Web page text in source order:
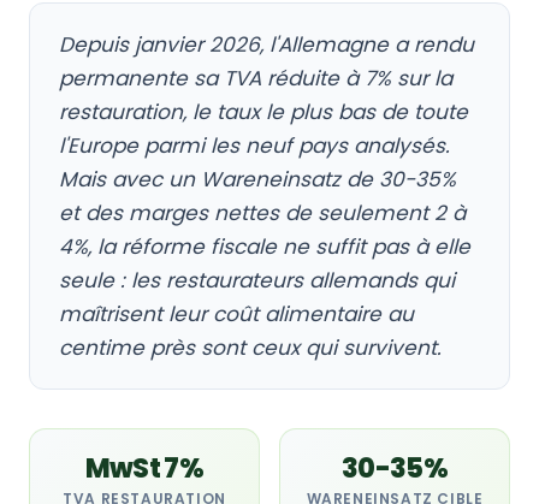
Depuis janvier 2026, l'Allemagne a rendu
permanente sa TVA réduite à 7% sur la
restauration, le taux le plus bas de toute
l'Europe parmi les neuf pays analysés.
Mais avec un Wareneinsatz de 30-35%
et des marges nettes de seulement 2 à
4%, la réforme fiscale ne suffit pas à elle
seule : les restaurateurs allemands qui
maîtrisent leur coût alimentaire au
centime près sont ceux qui survivent.
MwSt 7%
TVA RESTAURATION
30-35%
WARENEINSATZ CIBLE